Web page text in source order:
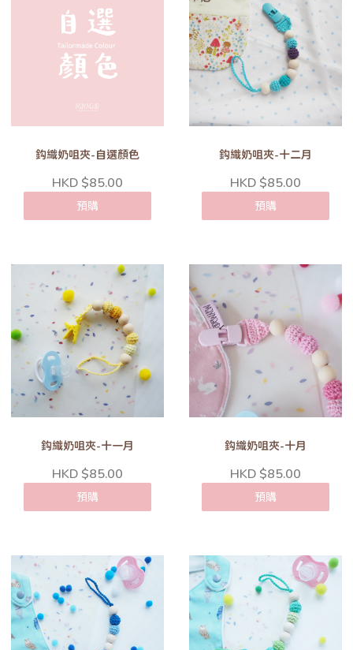
鈎織奶咀夾-自選顏色
HKD $85.00
預購
鈎織奶咀夾-十二月
HKD $85.00
預購
鈎織奶咀夾-十一月
HKD $85.00
預購
鈎織奶咀夾-十月
HKD $85.00
預購